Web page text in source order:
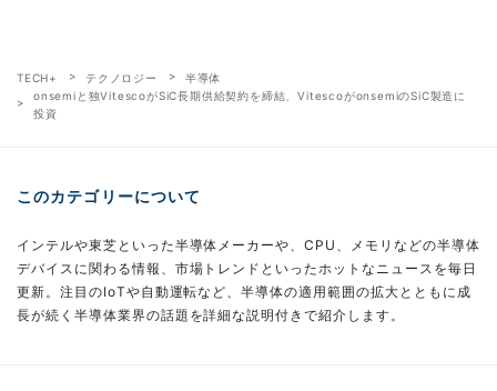
TECH+ テクノロジー
半導体
onsemiと独VitescoがSiC長期供給契約を締結、VitescoがonsemiのSiC製造に
投資
このカテゴリーについて
インテルや東芝といった半導体メーカーや、CPU、メモリなどの半導体
デバイスに関わる情報、市場トレンドといったホットなニュースを毎日
更新。注目のIoTや自動運転など、半導体の適用範囲の拡大とともに成
長が続く半導体業界の話題を詳細な説明付きで紹介します。